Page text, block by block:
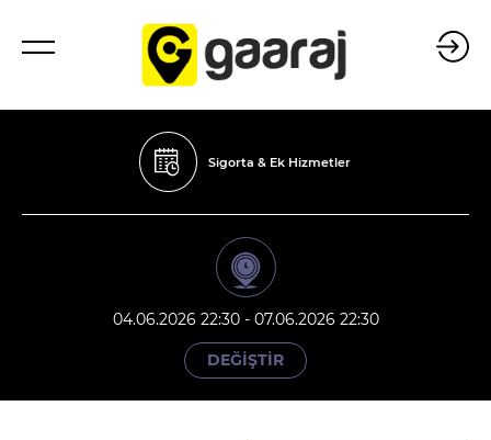
Sigorta & Ek Hizmetler
04.06.2026 22:30 - 07.06.2026 22:30
DEĞİŞTİR